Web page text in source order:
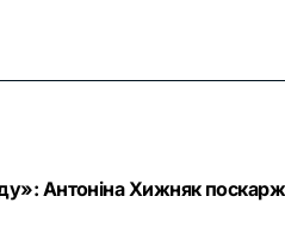
Антоніна Хижняк